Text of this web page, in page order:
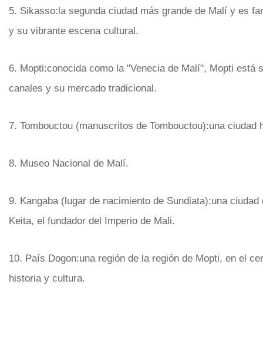
5. Sikasso:la segunda ciudad más grande de Malí y es
y su vibrante escena cultural.
6. Mopti:conocida como la "Venecia de Malí", Mopti
canales y su mercado tradicional.
7. Tombouctou (manuscritos de Tombouctou):una
8. Museo Nacional de Malí.
9. Kangaba (lugar de nacimiento de Sundiata):una
Keita, el fundador del Imperio de Mali.
10. País Dogon:una región de la región de Mopti, en el
historia y cultura.